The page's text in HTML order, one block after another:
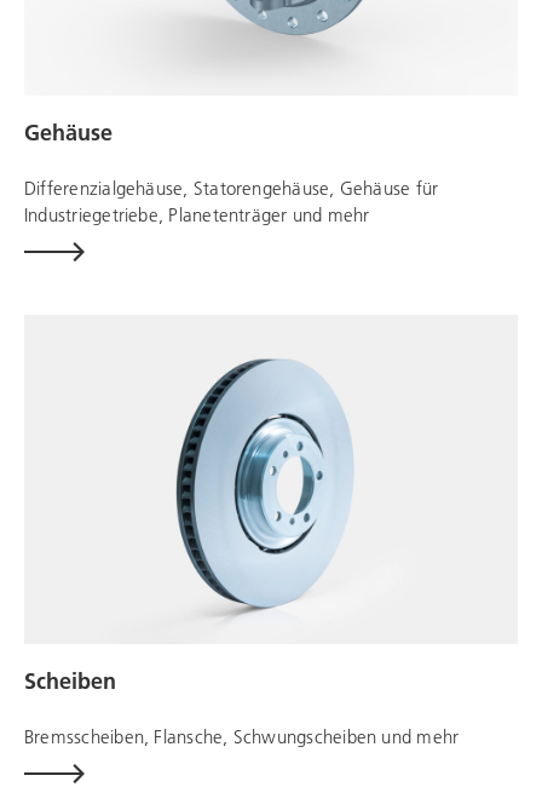
Gehäuse
Differenzialgehäuse, Statorengehäuse, Gehäuse für
Industriegetriebe, Planetenträger und mehr
Scheiben
Bremsscheiben, Flansche, Schwungscheiben und mehr